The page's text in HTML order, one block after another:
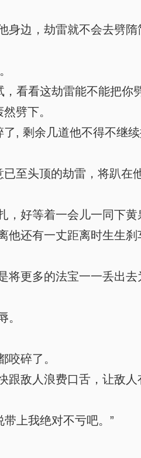
边，劫雷就不会去劈
看看这劫雷能不能把你
劈下。
, 剩余几道他不得不继
至头顶的劫雷，将趴在
好等着一会儿一同下黄
还有一丈距离时生生
更多的法宝一一丢出去
。
碎了。
敌人浪费口舌，让敌
上我绝对不亏吧。”